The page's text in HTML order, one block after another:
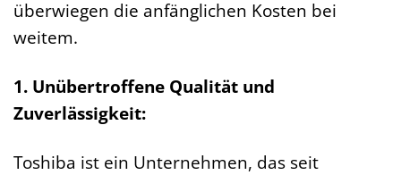
überwiegen die anfänglichen Kosten bei
weitem.
1. Unübertroffene Qualität und
Zuverlässigkeit:
Toshiba ist ein Unternehmen, das seit